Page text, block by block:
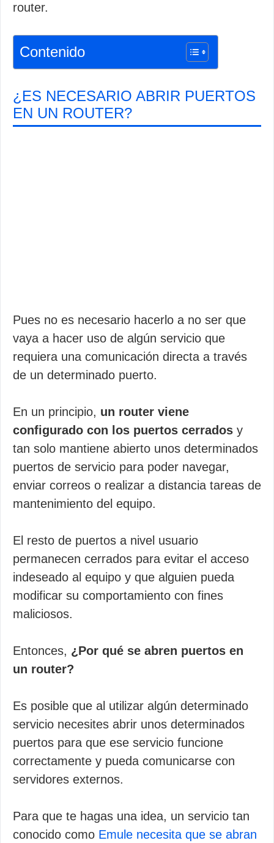
router.
Contenido
¿ES NECESARIO ABRIR PUERTOS
EN UN ROUTER?
Pues no es necesario hacerlo a no ser que
vaya a hacer uso de algún servicio que
requiera una comunicación directa a través
de un determinado puerto.
En un principio, un router viene
configurado con los puertos cerrados y
tan solo mantiene abierto unos determinados
puertos de servicio para poder navegar,
enviar correos o realizar a distancia tareas de
mantenimiento del equipo.
El resto de puertos a nivel usuario
permanecen cerrados para evitar el acceso
indeseado al equipo y que alguien pueda
modificar su comportamiento con fines
maliciosos.
Entonces, ¿Por qué se abren puertos en
un router?
Es posible que al utilizar algún determinado
servicio necesites abrir unos determinados
puertos para que ese servicio funcione
correctamente y pueda comunicarse con
servidores externos.
Para que te hagas una idea, un servicio tan
conocido como Emule necesita que se abran